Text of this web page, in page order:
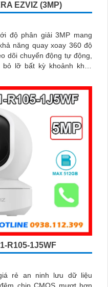
EZVIZ (3MP)
độ phân giải 3MP mang
năng quay xoay 360 độ
dõi chuyển động tự động,
lỡ bất kỳ khoảnh khắc
nhớ dung lượng 512GB,
giá vô cùng hấp dẫn
R105-1J5WF
giá rẻ an ninh lưu dữ liệu